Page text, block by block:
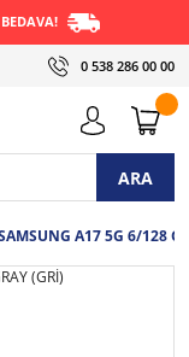
0 538 286 00 00
ARA
A17 5G 6/128